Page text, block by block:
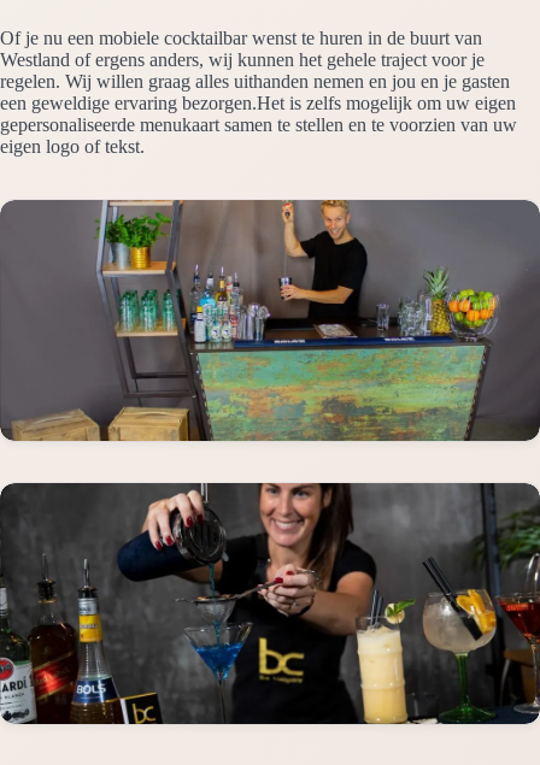
Of je nu een mobiele cocktailbar wenst te huren in de buurt van
Westland of ergens anders, wij kunnen het gehele traject voor je
regelen. Wij willen graag alles uithanden nemen en jou en je gasten
een geweldige ervaring bezorgen.Het is zelfs mogelijk om uw eigen
gepersonaliseerde menukaart samen te stellen en te voorzien van uw
eigen logo of tekst.